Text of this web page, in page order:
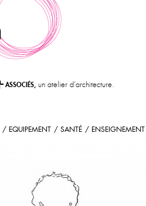
ASSOCIÉS, un atelier d’architecture.
EQUIPEMENT SANTÉ ENSEIGNEMENT